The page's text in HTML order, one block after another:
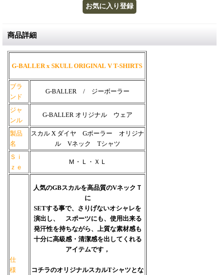
商品詳細
G-BALLER x SKULL ORIGINAL V T-SHIRTS
ブラ
ンド
G-BALLER / ジーボーラー
ジャ
ンル
G-BALLER オリジナル ウェア
製品
名
スカル X ダイヤ Gボーラー オリジナ
ル Vネック Tシャツ
Ｓｉ
ｚｅ
Ｍ・Ｌ・ＸＬ
仕
様
人気のGBスカルを高品質のVネックＴ
に
SETする事で、さりげないオシャレを
演出し、 スポーツにも、使用出来る
発汗性を持ちながら、上質な素材感も
十分に高級感・清潔感を出してくれる
アイテムです，
コチラのオリジナルスカルTシャツとな